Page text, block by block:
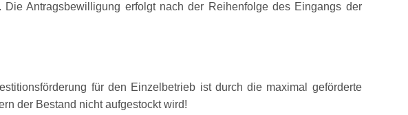
Antragsbewilligung erfolgt nach der Reihenfolge des Eingangs der
für den Einzelbetrieb ist durch die maximal geförderte
der Bestand nicht aufgestockt wird!